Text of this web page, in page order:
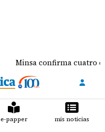
Minsa confirma cuatro
e-papper mis noticias